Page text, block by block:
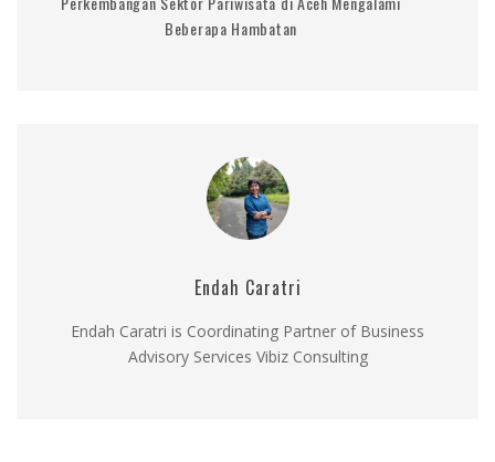
Beberapa Hambatan
Endah Caratri
Endah Caratri is Coordinating Partner of Business
Advisory Services Vibiz Consulting